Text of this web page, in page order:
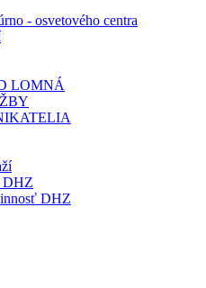
- osvetového centra
LOMNÁ
DHZ
DHZ